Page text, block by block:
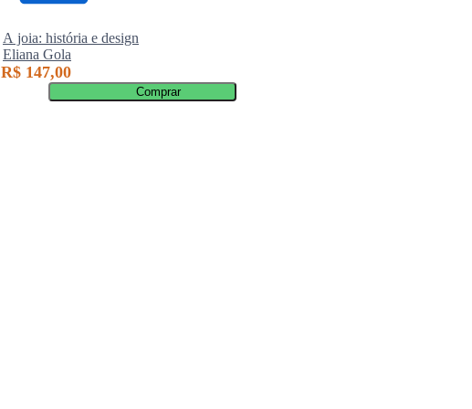
A joia: história e design
Eliana Gola
R$ 147,00
Comprar